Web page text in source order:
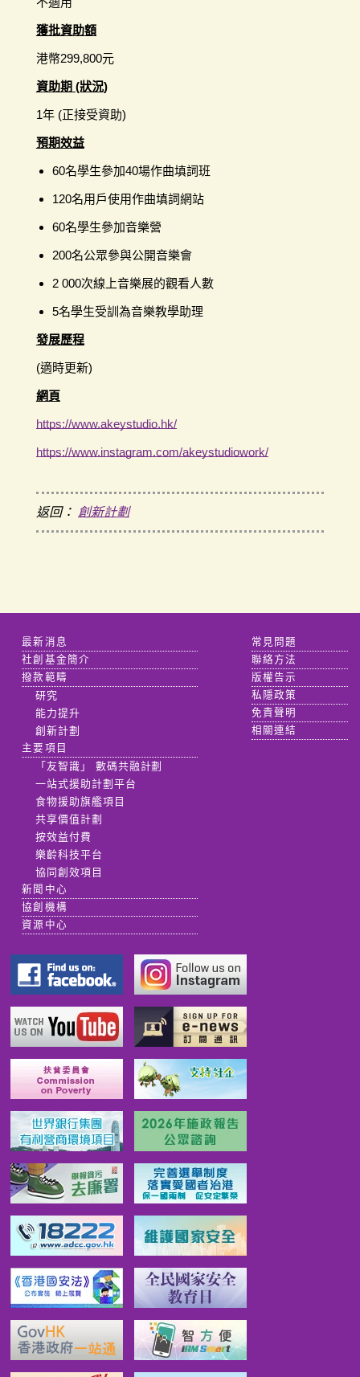
獲批資助額
港幣299,800元
資助期 (狀況)
1年 (正接受資助)
預期效益
60名學生參加40場作曲填詞班
120名用戶使用作曲填詞網站
60名學生參加音樂營
200名公眾參與公開音樂會
2 000次線上音樂展的觀看人數
5名學生受訓為音樂教學助理
發展歷程
(適時更新)
網頁
https://www.akeystudio.hk/
https://www.instagram.com/akeystudiowork/
返回： 創新計劃
最新消息
社創基金簡介
撥款範疇
研究
能力提升
創新計劃
主要項目
「友智識」 數碼共融計劃
一站式援助計劃平台
食物援助旗艦項目
共享價值計劃
按效益付費
樂齡科技平台
協同創效項目
新聞中心
協創機構
資源中心
常見問題
聯絡方法
版權告示
私隱政策
免責聲明
相關連結